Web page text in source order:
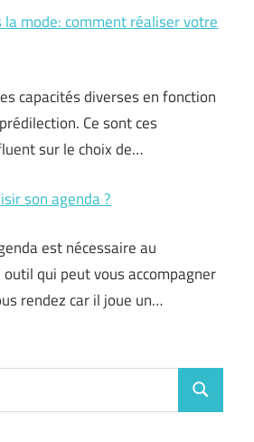
la mode: comment réaliser votre
capacités diverses en fonction
Ce sont ces
sur le choix de…
son agenda ?
est nécessaire au
outil qui peut vous accompagner
rendez car il joue un…
Search